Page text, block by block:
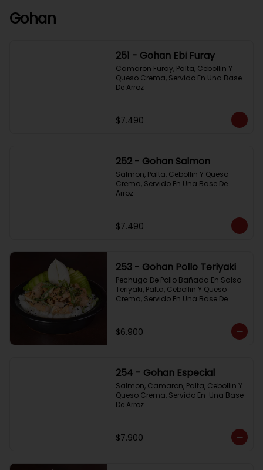
Gohan
251 - Gohan Ebi Furay
Camaron Furay, Palta, Cebollin Y
Queso Crema, Servido En Una Base
De Arroz
$7.490
252 - Gohan Salmon
Salmon, Palta, Cebollin Y Queso
Crema, Servido En Una Base De
Arroz
$7.490
253 - Gohan Pollo Teriyaki
Pechuga De Pollo Bañada En Salsa
Teriyaki, Palta, Cebollin Y Queso
Crema, Servido En Una Base De
$6.900
254 - Gohan Especial
Salmon, Camaron, Palta, Cebollin Y
Queso Crema, Servido En  Una Base
De Arroz
$7.900